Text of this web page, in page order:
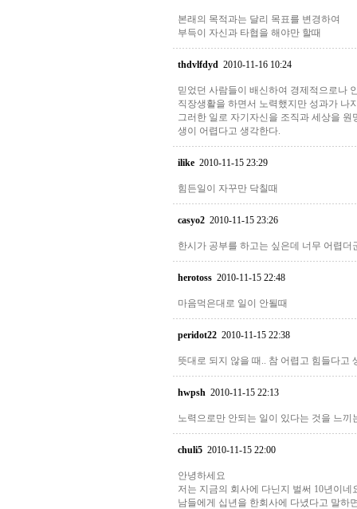
본래의 목적과는 달리 목표를 변경하여
부득이 자신과 타협을 해야만 할때
thdvlfdyd 2010-11-16 10:24
믿었던 사람들이 배신하여 경제적으로나
직장생활을 하면서 노력했지만 성과가 나
그러한 일로 자기자신을 조직과 세상을
생이 어렵다고 생각한다.
ilike 2010-11-15 23:29
힘든일이 자꾸만 닥칠때
casyo2 2010-11-15 23:26
한시가 공부를 하고는 싶은데 너무 어렵
herotoss 2010-11-15 22:48
마음먹은대로 일이 안될때
peridot22 2010-11-15 22:38
뜻대로 되지 않을 때.. 참 어렵고 힘들다고
hwpsh 2010-11-15 22:13
노력으로만 안되는 일이 있다는 것을 느끼
chuli5 2010-11-15 22:00
안녕하세요
저는 지금의 회사에 다닌지 벌써 10년이네
남들에게 십년을 한회사에 다녔다고 말하